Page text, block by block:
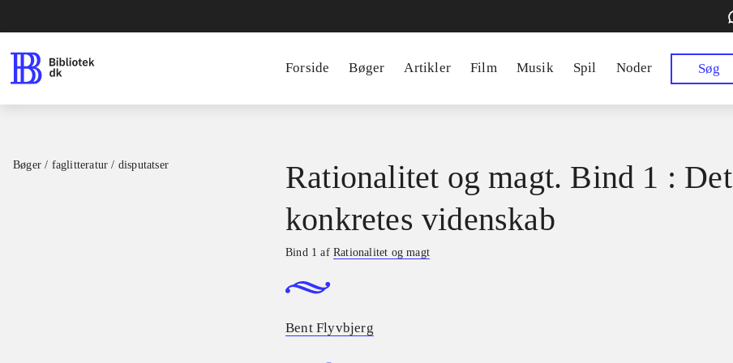
Forside Bøger Artikler Film Musik Spil Noder Søg
Bøger / faglitteratur / disputatser
Rationalitet og magt. Bind 1 : Det
konkretes videnskab
Bind 1 afRationalitet og magt
Bent Flyvbjerg